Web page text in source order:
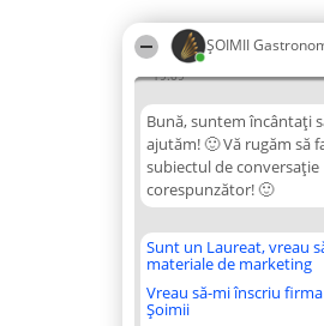
ȘOIMII
19:09
Bună, suntem încântați
ajutăm! 🙂 Vă rugăm să
subiectul de conversație
corespunzător! 🙂
Sunt un Laureat, vreau
materiale de marketing
Vreau să-mi înscriu
Șoimii